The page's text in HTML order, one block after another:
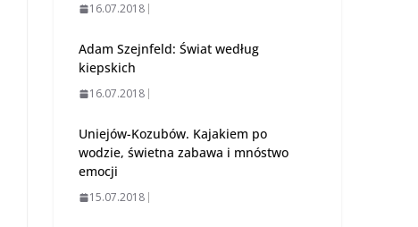
16.07.2018
Adam Szejnfeld: Świat według
kiepskich
16.07.2018
Uniejów-Kozubów. Kajakiem po
wodzie, świetna zabawa i mnóstwo
emocji
15.07.2018